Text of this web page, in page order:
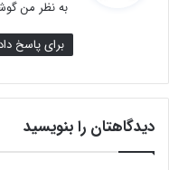
به نظر من
برای پاسخ
دیدگاهتان را بنویسید